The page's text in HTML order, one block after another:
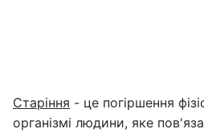
Старіння - це погіршення
організмі людини, яке